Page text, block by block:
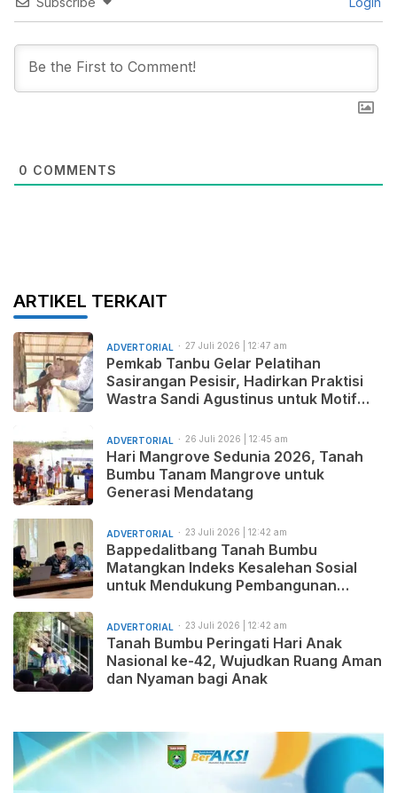
0 COMMENTS
ARTIKEL TERKAIT
ADVERTORIAL 27 Juli 2026 | 12:47 am
Pemkab Tanbu Gelar Pelatihan
Sasirangan Pesisir, Hadirkan Praktisi
Wastra Sandi Agustinus untuk Motif
ADVERTORIAL 26 Juli 2026 | 12:45 am
Hari Mangrove Sedunia 2026, Tanah
Bumbu Tanam Mangrove untuk
Generasi Mendatang
ADVERTORIAL 23 Juli 2026 | 12:42 am
Bappedalitbang Tanah Bumbu
Matangkan Indeks Kesalehan Sosial
untuk Mendukung Pembangunan
Beradab
ADVERTORIAL 23 Juli 2026 | 12:42 am
Tanah Bumbu Peringati Hari Anak
Nasional ke-42, Wujudkan Ruang Aman
dan Nyaman bagi Anak